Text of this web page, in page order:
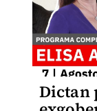
Dictan